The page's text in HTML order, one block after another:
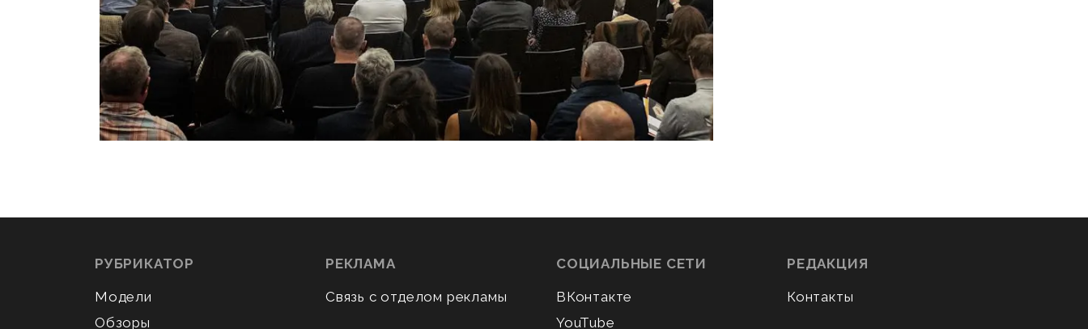
РУБРИКАТОР
Модели
Обзоры
РЕКЛАМА
Связь с отделом рекламы
СОЦИАЛЬНЫЕ СЕТИ
ВКонтакте
YouTube
РЕДАКЦИЯ
Контакты